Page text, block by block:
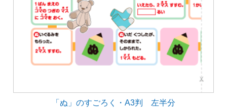
「ぬ」のすごろく・A3判 左半分